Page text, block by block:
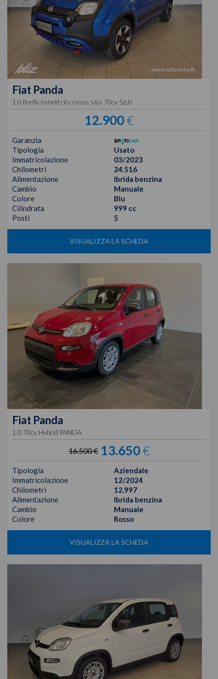
Fiat Panda
1.0 firefly hybrid city cross s&s 70cv 5p.ti
12.900€
Garanzia
Tipologia
Usato
Immatricolazione
03/2023
Chilometri
24.516
Alimentazione
Ibrida benzina
Cambio
Manuale
Colore
Blu
Cilindrata
999 cc
Posti
5
VISUALIZZA LA SCHEDA
Fiat Panda
1.0 70cv Hybrid PANDA
16.500 € 13.650€
Tipologia
Aziendale
Immatricolazione
12/2024
Chilometri
12.997
Alimentazione
Ibrida benzina
Cambio
Manuale
Colore
Rosso
VISUALIZZA LA SCHEDA